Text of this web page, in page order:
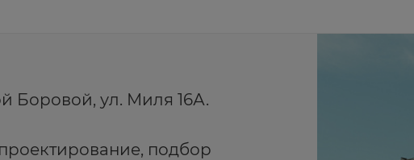
Боровой, ул. Миля 16А.
проектирование, подбор